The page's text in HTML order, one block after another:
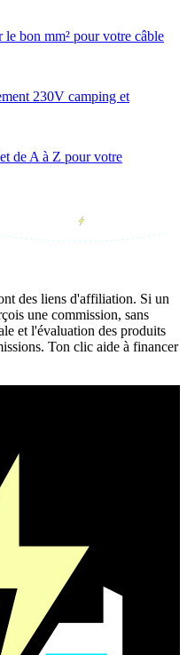
le bon mm² pour votre câble
230V camping et
de A à Z pour votre
des liens d'affiliation. Si un
une commission, sans
et l'évaluation des produits
Ton clic aide à financer